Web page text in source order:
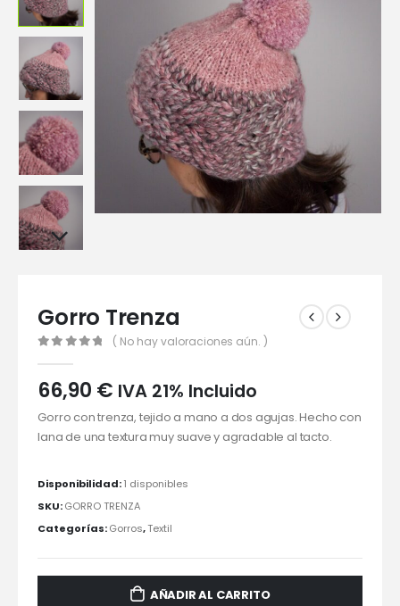
Gorro Trenza
( No hay valoraciones aún. )
66,90 € IVA 21% Incluido
Gorro con trenza, tejido a mano a dos agujas. Hecho con
lana de una textura muy suave y agradable al tacto.
Disponibilidad:1 disponibles
SKU:GORRO TRENZA
Categorías:Gorros,Textil
AÑADIR AL CARRITO